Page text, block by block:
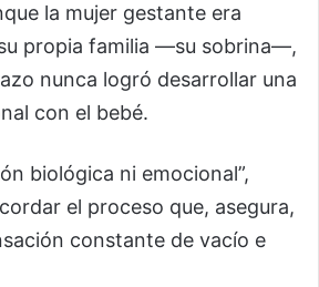
la mujer gestante era
propia familia —su sobrina—,
nunca logró desarrollar una
con el bebé.
biológica ni emocional”,
el proceso que, asegura,
constante de vacío e